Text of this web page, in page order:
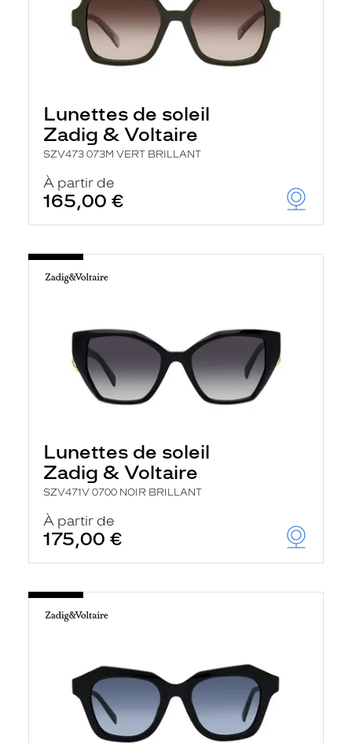
Lunettes de soleil
Zadig & Voltaire
SZV473 073M VERT BRILLANT
À partir de
165,00 €
Lunettes de soleil
Zadig & Voltaire
SZV471V 0700 NOIR BRILLANT
À partir de
175,00 €